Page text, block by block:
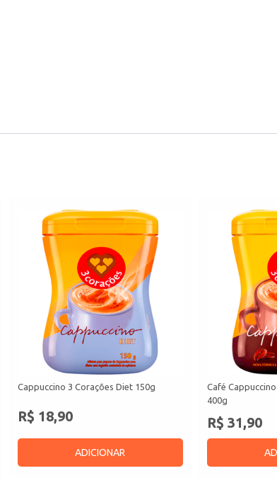
Cappuccino 3 Corações Diet 150g
R$ 18,90
ADICIONAR
Café
400g
R$ 31,90